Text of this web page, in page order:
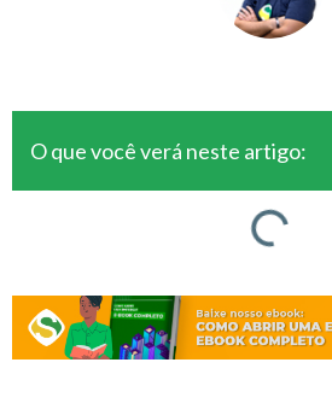
O que você verá neste artigo: